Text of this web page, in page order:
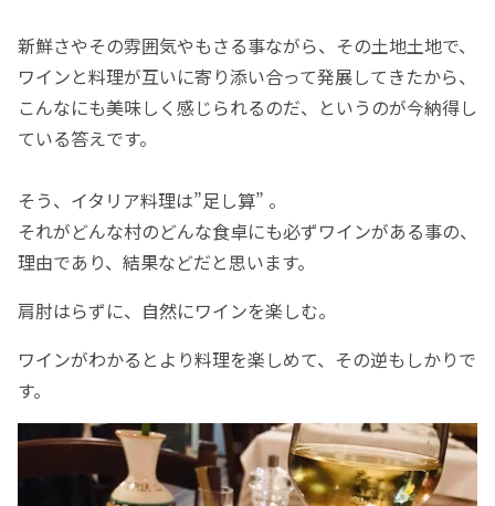
新鮮さやその雰囲気やもさる事ながら、その土地土地で、
ワインと料理が互いに寄り添い合って発展してきたから、
こんなにも美味しく感じられるのだ、というのが今納得し
ている答えです。
そう、イタリア料理は”足し算” 。
それがどんな村のどんな食卓にも必ずワインがある事の、
理由であり、結果などだと思います。
肩肘はらずに、自然にワインを楽しむ。
ワインがわかるとより料理を楽しめて、その逆もしかりで
す。